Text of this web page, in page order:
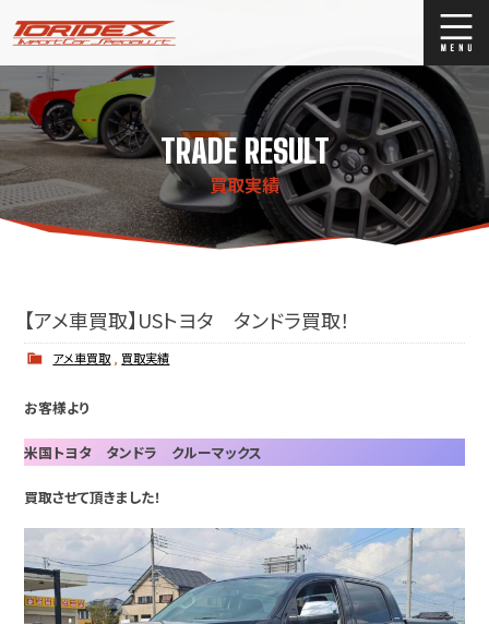
ブログ
Stock list
ストックリスト
買取
TRADE RESULT
買取実績
【アメ車買取】USトヨタ タンドラ買取！
アメ車買取 買取実績
お客様より
米国トヨタ タンドラ クルーマックス
買取させて頂きました！